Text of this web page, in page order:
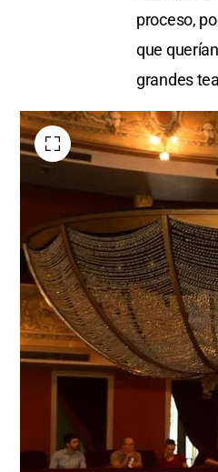
proceso,
que
grandes